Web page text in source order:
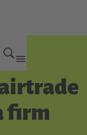
firm